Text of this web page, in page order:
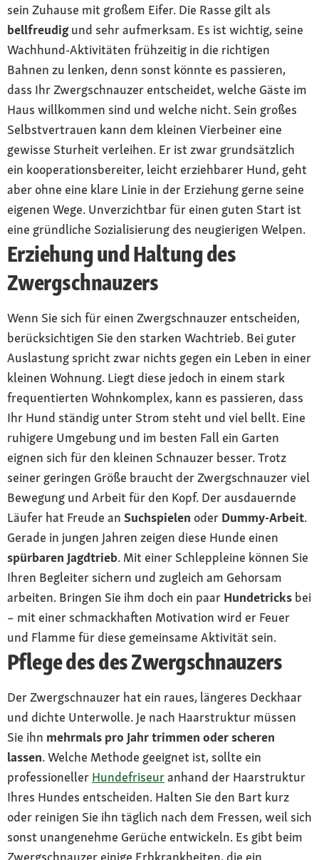
sein Zuhause mit großem Eifer. Die Rasse gilt als
bellfreudig und sehr aufmerksam. Es ist wichtig, seine
Wachhund-Aktivitäten frühzeitig in die richtigen
Bahnen zu lenken, denn sonst könnte es passieren,
dass Ihr Zwergschnauzer entscheidet, welche Gäste im
Haus willkommen sind und welche nicht. Sein großes
Selbstvertrauen kann dem kleinen Vierbeiner eine
gewisse Sturheit verleihen. Er ist zwar grundsätzlich
ein kooperationsbereiter, leicht erziehbarer Hund, geht
aber ohne eine klare Linie in der Erziehung gerne seine
eigenen Wege. Unverzichtbar für einen guten Start ist
eine gründliche Sozialisierung des neugierigen Welpen.
Erziehung und Haltung des
Zwergschnauzers
Wenn Sie sich für einen Zwergschnauzer entscheiden,
berücksichtigen Sie den starken Wachtrieb. Bei guter
Auslastung spricht zwar nichts gegen ein Leben in einer
kleinen Wohnung. Liegt diese jedoch in einem stark
frequentierten Wohnkomplex, kann es passieren, dass
Ihr Hund ständig unter Strom steht und viel bellt. Eine
ruhigere Umgebung und im besten Fall ein Garten
eignen sich für den kleinen Schnauzer besser. Trotz
seiner geringen Größe braucht der Zwergschnauzer viel
Bewegung und Arbeit für den Kopf. Der ausdauernde
Läufer hat Freude an Suchspielen oder Dummy-Arbeit.
Gerade in jungen Jahren zeigen diese Hunde einen
spürbaren Jagdtrieb. Mit einer Schleppleine können Sie
Ihren Begleiter sichern und zugleich am Gehorsam
arbeiten. Bringen Sie ihm doch ein paar Hundetricks bei
– mit einer schmackhaften Motivation wird er Feuer
und Flamme für diese gemeinsame Aktivität sein.
Pflege des des Zwergschnauzers
Der Zwergschnauzer hat ein raues, längeres Deckhaar
und dichte Unterwolle. Je nach Haarstruktur müssen
Sie ihn mehrmals pro Jahr trimmen oder scheren
lassen. Welche Methode geeignet ist, sollte ein
professioneller Hundefriseuranhand der Haarstruktur
Ihres Hundes entscheiden. Halten Sie den Bart kurz
oder reinigen Sie ihn täglich nach dem Fressen, weil sich
sonst unangenehme Gerüche entwickeln. Es gibt beim